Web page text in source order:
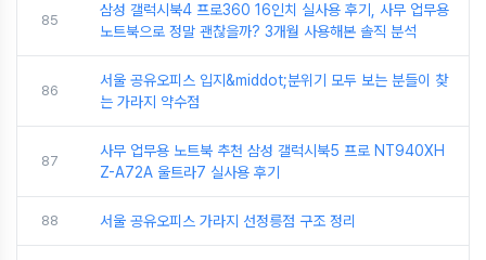
85
삼성 갤럭시북4 프로360 16인치 실사용 후기, 사무 업무용
노트북으로 정말 괜찮을까? 3개월 사용해본 솔직 분석
86
서울 공유오피스 입지&middot;분위기 모두 보는 분들이 찾
는 가라지 약수점
87
사무 업무용 노트북 추천 삼성 갤럭시북5 프로 NT940XH
Z-A72A 울트라7 실사용 후기
88 서울 공유오피스 가라지 선정릉점 구조 정리